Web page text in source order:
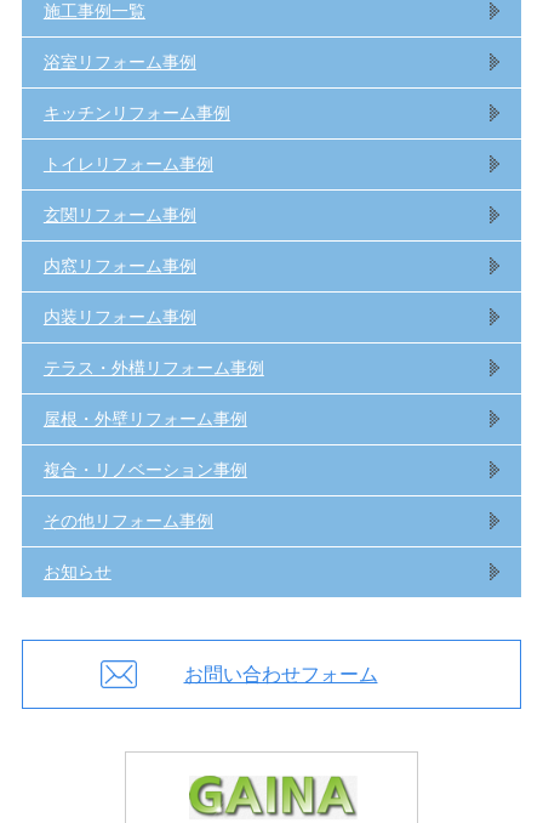
施工事例一覧
浴室リフォーム事例
キッチンリフォーム事例
トイレリフォーム事例
玄関リフォーム事例
内窓リフォーム事例
内装リフォーム事例
テラス・外構リフォーム事例
屋根・外壁リフォーム事例
複合・リノベーション事例
その他リフォーム事例
お知らせ
お問い合わせフォーム